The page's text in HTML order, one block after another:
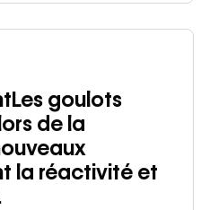
goulots
de la
la réactivité et